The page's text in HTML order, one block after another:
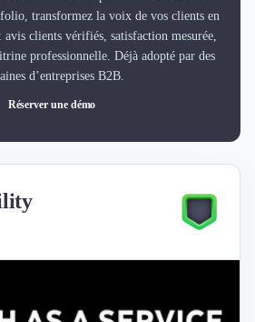
transformez la voix de vos clients en
avis clients vérifiés, satisfaction mesurée,
professionnelle. Déjà adopté par des
d’entreprises B2B.
Réserver une démo